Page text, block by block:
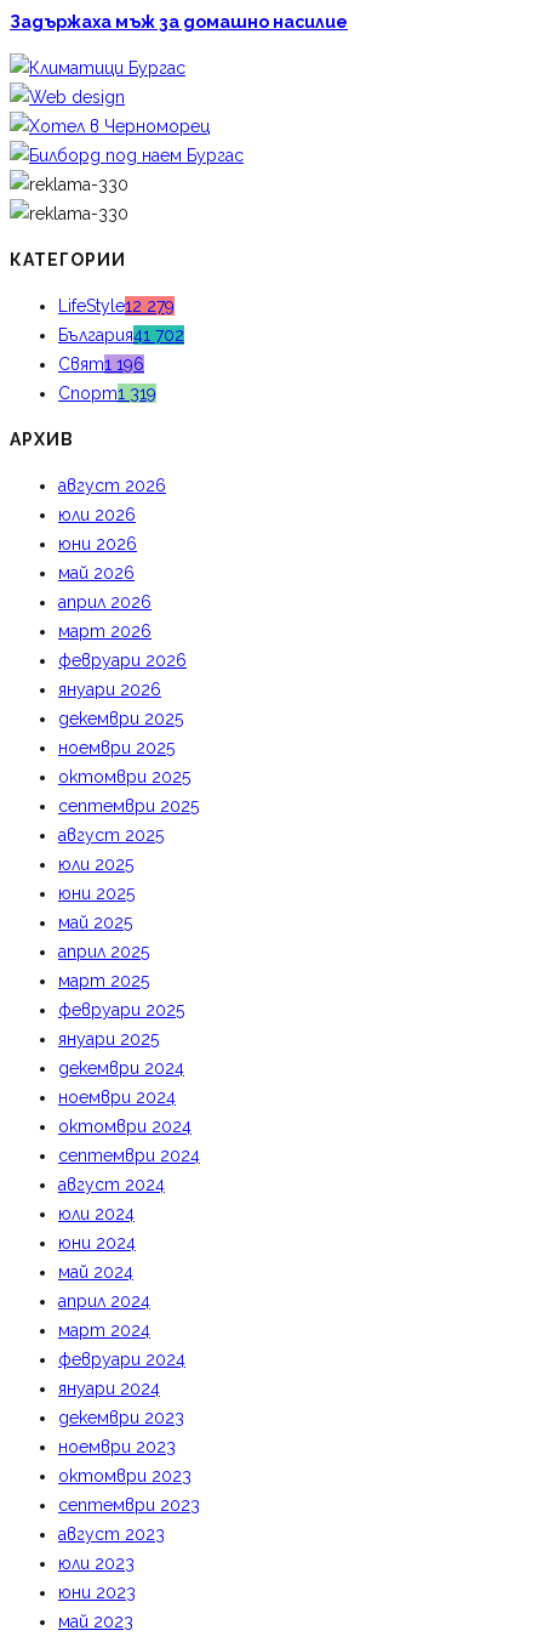
Задържаха мъж за домашно насилие
КАТЕГОРИИ
LifeStyle12 279
България41 702
Свят1 196
Спорт1 319
АРХИВ
август 2026
юли 2026
юни 2026
май 2026
април 2026
март 2026
февруари 2026
януари 2026
декември 2025
ноември 2025
октомври 2025
септември 2025
август 2025
юли 2025
юни 2025
май 2025
април 2025
март 2025
февруари 2025
януари 2025
декември 2024
ноември 2024
октомври 2024
септември 2024
август 2024
юли 2024
юни 2024
май 2024
април 2024
март 2024
февруари 2024
януари 2024
декември 2023
ноември 2023
октомври 2023
септември 2023
август 2023
юли 2023
юни 2023
май 2023